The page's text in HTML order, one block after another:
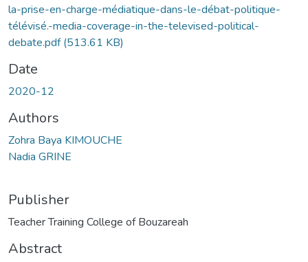
la-prise-en-charge-médiatique-dans-le-débat-politique-
télévisé.-media-coverage-in-the-televised-political-
debate.pdf(513.61 KB)
Date
2020-12
Authors
Zohra Baya KIMOUCHE
Nadia GRINE
Publisher
Teacher Training College of Bouzareah
Abstract